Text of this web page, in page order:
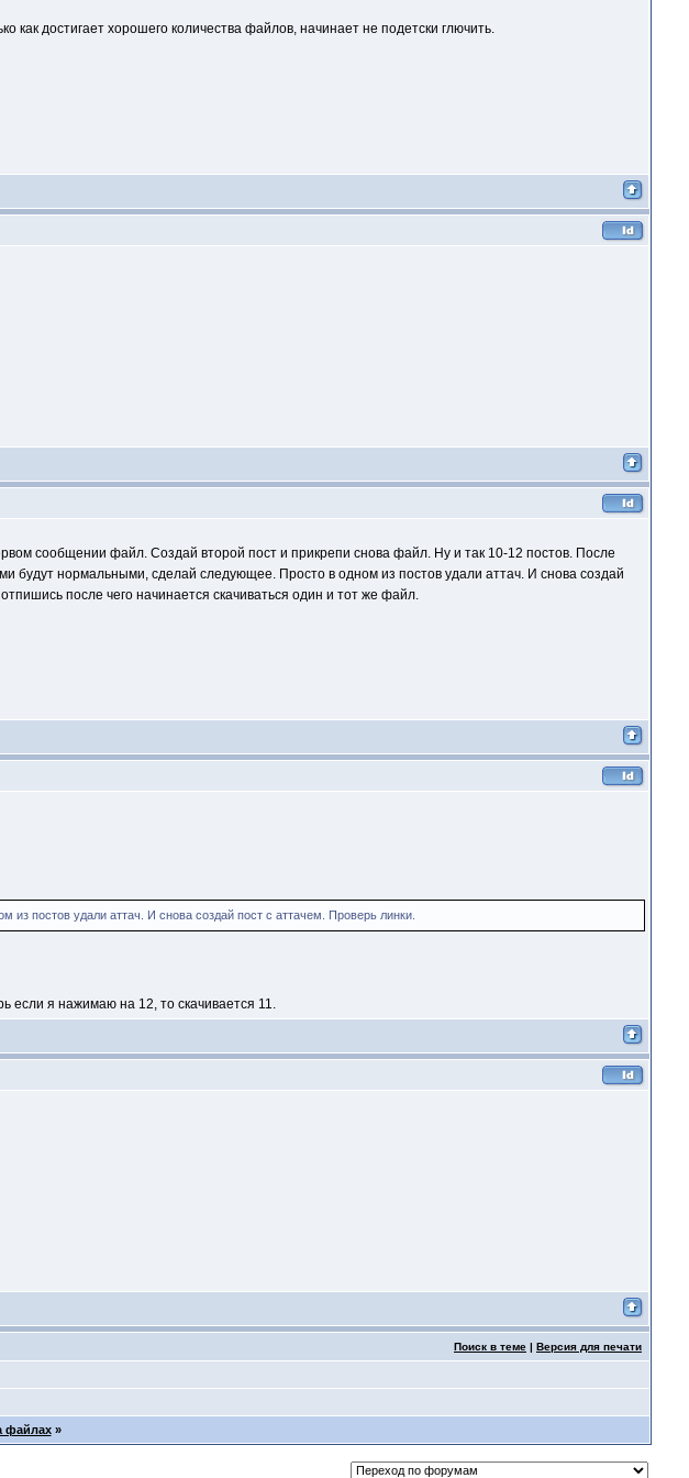
как достигает хорошего количества файлов, начинает не подетски глючить.
сообщении файл. Создай второй пост и прикрепи снова файл. Ну и так 10-12 постов. После
будут нормальными, сделай следующее. Просто в одном из постов удали аттач. И снова создай
после чего начинается скачиваться один и тот же файл.
постов удали аттач. И снова создай пост с аттачем. Проверь линки.
если я нажимаю на 12, то скачивается 11.
Поиск в теме | Версия для печати
файлах»